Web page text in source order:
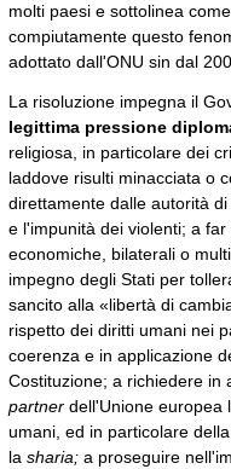
molti paesi e sottolinea
compiutamente questo
adottato dall'ONU sin dal
La risoluzione impegna il
legittima pressione
religiosa, in particolare dei
laddove risulti minacciata o
direttamente dalle autorità
e l'impunità dei violenti; a
economiche, bilaterali o
impegno degli Stati per
sancito alla «libertà di
rispetto dei diritti umani nei
coerenza e in applicazione
Costituzione; a richiedere in
partner dell'Unione europea
umani, ed in particolare
la sharia; a proseguire